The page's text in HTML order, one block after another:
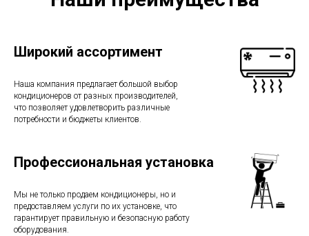
Широкий ассортимент
Наша компания предлагает большой выбор
кондиционеров от разных производителей,
что позволяет удовлетворить различные
потребности и бюджеты клиентов.
Профессиональная установка
Мы не только продаем кондиционеры, но и
предоставляем услуги по их установке, что
гарантирует правильную и безопасную работу
оборудования.